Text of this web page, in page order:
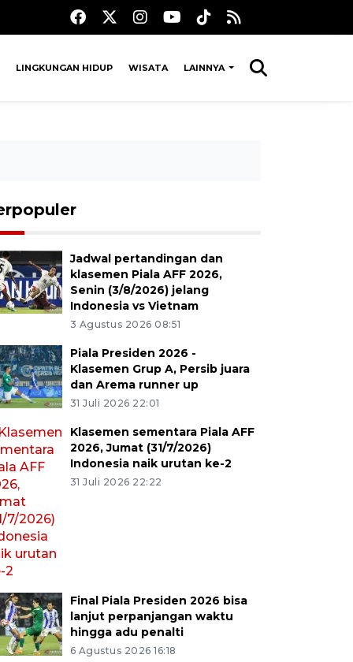
LINGKUNGAN HIDUP WISATA LAINNYA
Jadwal pertandingan dan
klasemen Piala AFF 2026,
Senin (3/8/2026) jelang
Indonesia vs Vietnam
3 Agustus 2026 08:51
Piala Presiden 2026 -
Klasemen Grup A, Persib juara
dan Arema runner up
31 Juli 2026 22:01
Klasemen sementara Piala AFF
2026, Jumat (31/7/2026)
Indonesia naik urutan ke-2
31 Juli 2026 22:22
Final Piala Presiden 2026 bisa
lanjut perpanjangan waktu
hingga adu penalti
6 Agustus 2026 16:18